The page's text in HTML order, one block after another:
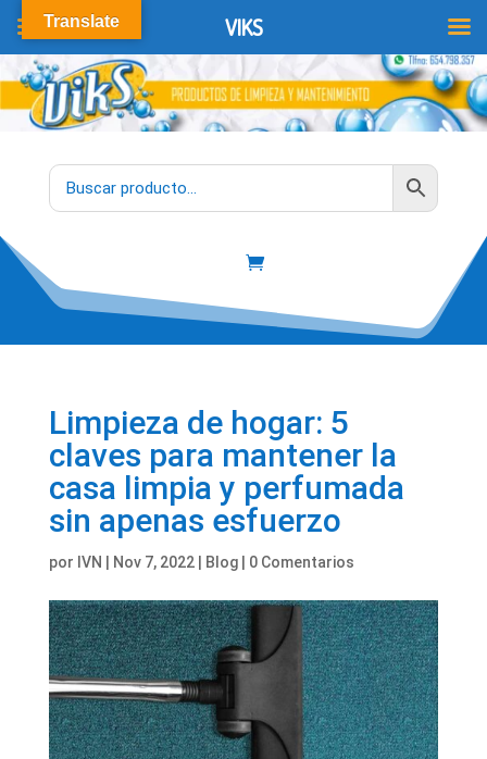
Limpieza de hogar: 5
claves para mantener la
casa limpia y perfumada
sin apenas esfuerzo
por IVN Nov 7, 2022| Blog| 0 Comentarios
Translate VIKS